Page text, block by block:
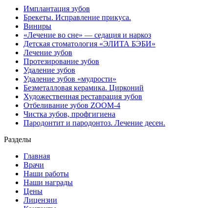
Имплантация зубов
Брекеты. Исправление прикуса.
Виниры
«Лечение во сне» — седация и наркоз
Детская стоматология «ЭЛИТА БЭБИ»
Лечение зубов
Протезирование зубов
Удаление зубов
Удаление зубов «мудрости»
Безметалловая керамика. Цирконий
Художественная реставрация зубов
Отбеливание зубов ZOOM-4
Чистка зубов, профгигиена
Пародонтит и пародонтоз. Лечение десен.
Разделы
Главная
Врачи
Наши работы
Наши награды
Цены
Лицензии